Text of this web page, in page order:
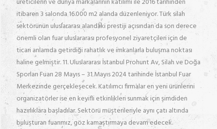
itibaren 3 salonda 16.000 m2 alanda düzenleniyor. Türk silah
sektörünün uluslararası alandaki prestiji açısından da son derece
önemli olan fuar uluslararası profesyonel ziyaretçileri için de
ticari anlamda getirdiği rahatlık ve imkanlarla buluşma noktası
haline gelmiştir. 11. Uluslararası İstanbul Prohunt Av, Silah ve Doğa
Sporları Fuarı 28 Mayıs – 31 Mayıs 2024 tarihinde İstanbul Fuar
Merkezinde gerçekleşecek. Katılımcı firmalar en yeni ürünlerini
organizatörler ise en keyifli etkinlikleri sunmak için şimdiden
hazırlıklara başladılar. Sektörü müşterileriyle aynı çatı altında
buluşturan fuarımız, göz kamaştırmaya devam edecek.